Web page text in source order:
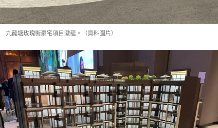
九龍塘玫瑰街豪宅項目滶蘊。（資料圖片）